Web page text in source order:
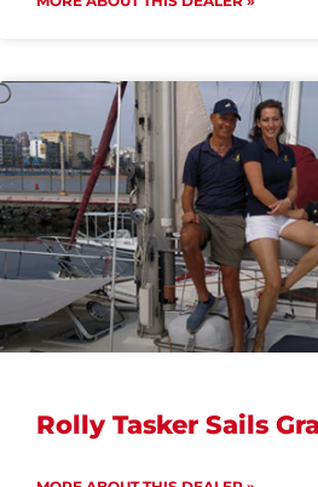
Rolly Tasker Sails